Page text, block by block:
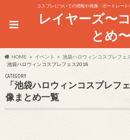
コスプレについての情報や画像・ポートレート
レイヤーズ〜
とめ
HOME イベント
池袋ハロウィンコスプレフェ
池袋ハロウィンコスプレフェス2018
CATEGORY
「池袋ハロウィンコスプレフ
像まとめ一覧